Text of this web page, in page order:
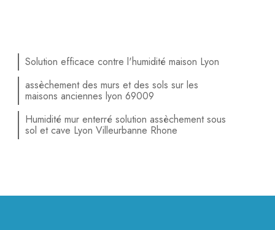
Solution efficace contre l'humidité maison Lyon
assèchement des murs et des sols sur les
maisons anciennes lyon 69009
Humidité mur enterré solution assèchement sous
sol et cave Lyon Villeurbanne Rhone